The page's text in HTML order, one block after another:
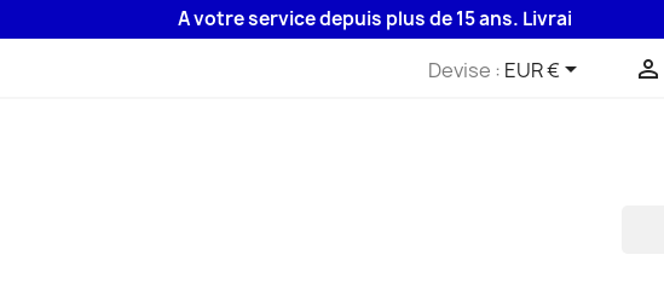
A votre service depuis plus de 15 ans. Livraison 48H assurée
Devise : EUR € 